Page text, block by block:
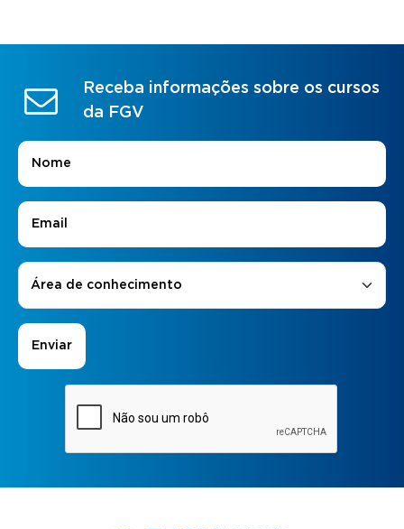
Receba informações sobre os cursos
da FGV
Nome
E-mail
Áreas de Interesse
Área de conhecimento